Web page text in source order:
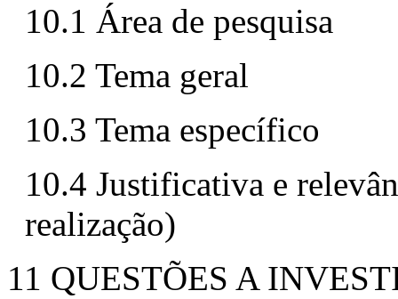
10.1 Área de pesquisa
10.2 Tema geral
10.3 Tema específico
10.4 Justificativa e
realização)
11 QUESTÕES A